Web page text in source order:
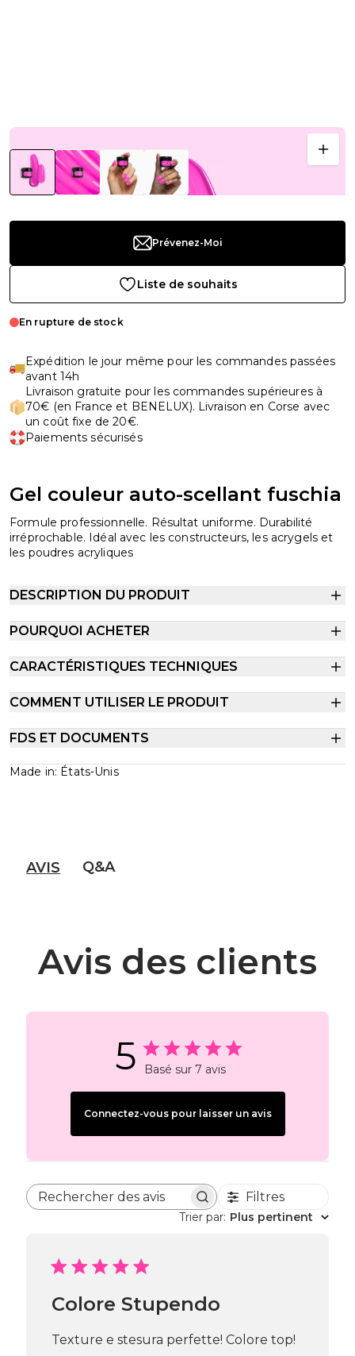
Prévenez-Moi
Liste de souhaits
En rupture de stock
Expédition le jour même pour les commandes passées
avant 14h
Livraison gratuite pour les commandes supérieures à
70€ (en France et BENELUX). Livraison en Corse avec
un coût fixe de 20€.
Paiements sécurisés
Gel couleur auto-scellant fuschia
Formule professionnelle. Résultat uniforme. Durabilité
irréprochable. Idéal avec les constructeurs, les acrygels et
les poudres acryliques
DESCRIPTION DU PRODUIT
POURQUOI ACHETER
CARACTÉRISTIQUES TECHNIQUES
COMMENT UTILISER LE PRODUIT
FDS ET DOCUMENTS
Made in: États-Unis
AVIS Q&A
Avis des clients
5 Basé sur 7 avis
Connectez-vous pour laisser un avis
Rechercher des avisFiltres
Trier par: Plus pertinent
Colore Stupendo
Texture e stesura perfette! Colore top!